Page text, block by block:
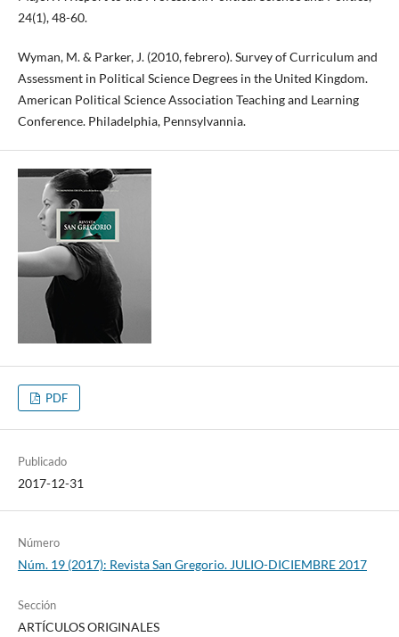
24(1), 48-60.
Wyman, M. & Parker, J. (2010, febrero). Survey of Curriculum and
Assessment in Political Science Degrees in the United Kingdom.
American Political Science Association Teaching and Learning
Conference. Philadelphia, Pennsylvannia.
PDF
Publicado
2017-12-31
Número
Núm. 19 (2017): Revista San Gregorio. JULIO-DICIEMBRE 2017
Sección
ARTÍCULOS ORIGINALES